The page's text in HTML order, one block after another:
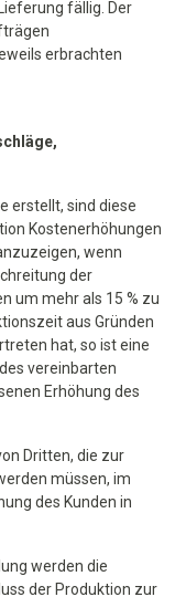
fällig. Der
erbrachten
erstellt, sind diese
Kostenerhöhungen
wenn
der
um mehr als 15 % zu
aus Gründen
hat, so ist eine
vereinbarten
Erhöhung des
Dritten, die zur
müssen, im
des Kunden in
werden die
der Produktion zur